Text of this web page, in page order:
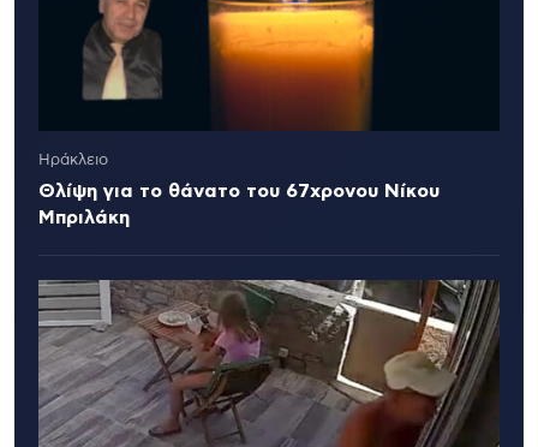
Ηράκλειο
Θλίψη για το θάνατο του 67χρονου Νίκου
Μπριλάκη